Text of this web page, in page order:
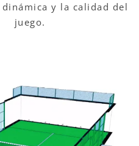
y la calidad del
juego.